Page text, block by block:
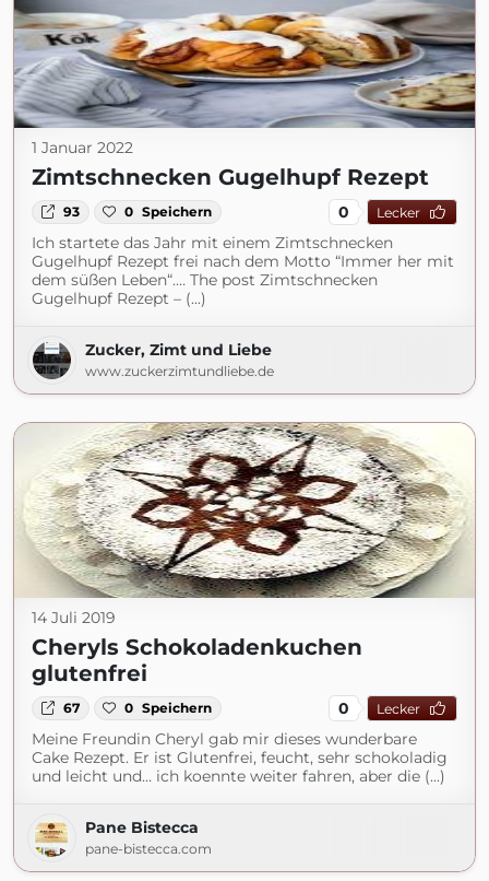
1 Januar 2022
Zimtschnecken Gugelhupf Rezept
93 0 Speichern 0 Lecker
Ich startete das Jahr mit einem Zimtschnecken
Gugelhupf Rezept frei nach dem Motto “Immer her mit
dem süßen Leben“.… The post Zimtschnecken
Gugelhupf Rezept – (...)
Zucker, Zimt und Liebe
www.zuckerzimtundliebe.de
14 Juli 2019
Cheryls Schokoladenkuchen
glutenfrei
67 0 Speichern 0 Lecker
Meine Freundin Cheryl gab mir dieses wunderbare
Cake Rezept. Er ist Glutenfrei, feucht, sehr schokoladig
und leicht und… ich koennte weiter fahren, aber die (...)
Pane Bistecca
pane-bistecca.com